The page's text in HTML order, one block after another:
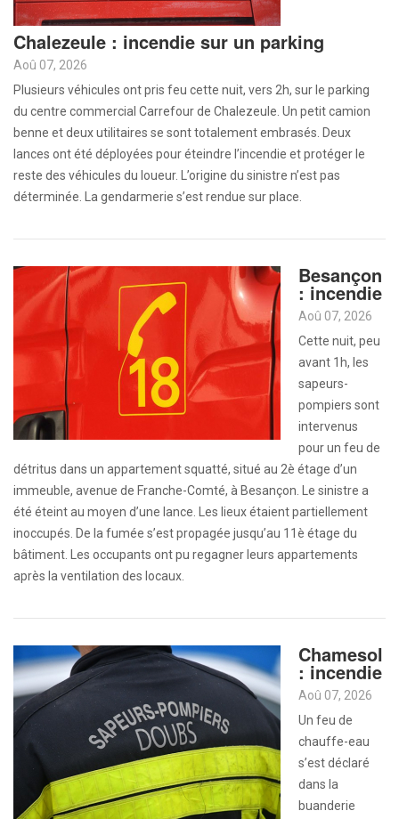
Chalezeule : incendie sur un parking
Aoû 07, 2026
Plusieurs véhicules ont pris feu cette nuit, vers 2h, sur le parking
du centre commercial Carrefour de Chalezeule. Un petit camion
benne et deux utilitaires se sont totalement embrasés. Deux
lances ont été déployées pour éteindre l’incendie et protéger le
reste des véhicules du loueur. L’origine du sinistre n’est pas
déterminée. La gendarmerie s’est rendue sur place.
Besançon
: incendie
Aoû 07, 2026
Cette nuit, peu
avant 1h, les
sapeurs-
pompiers sont
intervenus
pour un feu de
détritus dans un appartement squatté, situé au 2è étage d’un
immeuble, avenue de Franche-Comté, à Besançon. Le sinistre a
été éteint au moyen d’une lance. Les lieux étaient partiellement
inoccupés. De la fumée s’est propagée jusqu’au 11è étage du
bâtiment. Les occupants ont pu regagner leurs appartements
après la ventilation des locaux.
Chamesol
: incendie
Aoû 07, 2026
Un feu de
chauffe-eau
s’est déclaré
dans la
buanderie